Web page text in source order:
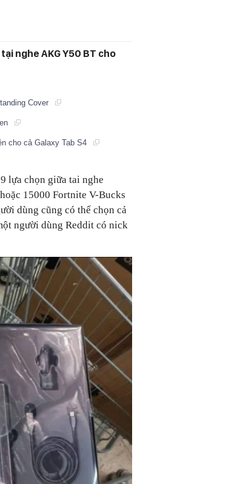
nghe AKG Y50 BT cho
Cover
cho cả Galaxy Tab S4
lựa chọn giữa tai nghe
15000 Fortnite V-Bucks
dùng cũng có thể chọn cả
người dùng Reddit có nick